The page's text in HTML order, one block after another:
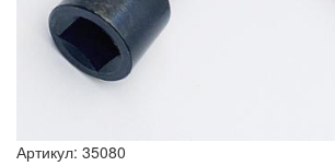
Артикул: 35080